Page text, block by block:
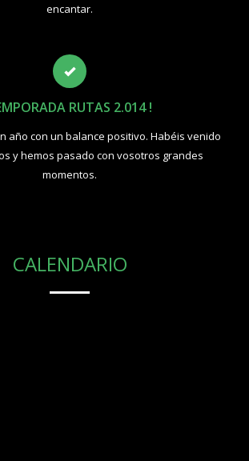
encantar.
RUTAS 2.014 !
año con un balance positivo. Habéis venido
y hemos pasado con vosotros grandes
momentos.
CALENDARIO